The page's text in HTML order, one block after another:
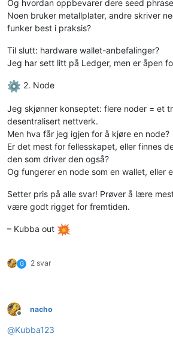
Og hvordan oppbevarer dere seed
Noen bruker metallplater, andre skriver
funker best i praksis?
Til slutt: hardware wallet-anbefalinger?
Jeg har sett litt på Ledger, men er åpen
️ 2. Node
Jeg skjønner konseptet: flere noder = et
desentralisert nettverk.
Men hva får jeg igjen for å kjøre en node?
Er det mest for fellesskapet, eller finnes
den som driver den også?
Og fungerer en node som en wallet, eller
Setter pris på alle svar! Prøver å lære
være godt rigget for fremtiden.
– Kubba out
G 2 svar
Frakoblet
nacho
@Kubba123